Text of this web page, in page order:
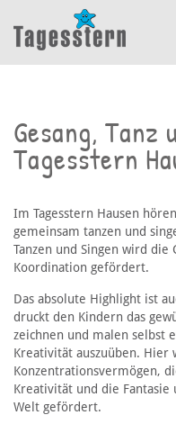
Gesang, Tanz
Tagesstern
Im Tagesstern Hausen
gemeinsam tanzen und
Tanzen und Singen wird
Koordination gefördert.
Das absolute Highlight ist
druckt den Kindern das
zeichnen und malen selbst
Kreativität auszuüben.
Konzentrationsvermögen,
Kreativität und die
Welt gefördert.